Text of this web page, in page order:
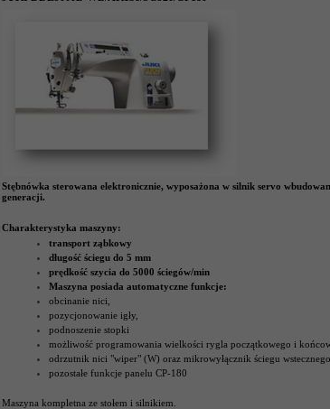
Stębnówka sterowana elektronicznie, wyposażona w silnik servo
generacji.
Charakterystyka maszyny:
transport ząbkowy
długość ściegu do 5 mm
prędkość szycia do 5000 ściegów/min
Maszyna posiada automatyczne funkcje:
obcinanie nici,
pozycjonowanie igły,
podnoszenie stopki
możliwość programowania wielkości rygla początkowego i
odrzutnik nici "wiper" (W) oraz mikrowyłącznik ściegu
pozostałe funkcje panelu CP-180
Maszyna kompletna ze stołem i silnikiem.